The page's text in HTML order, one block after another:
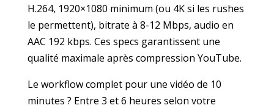
H.264, 1920×1080 minimum (ou 4K si les rushes
le permettent), bitrate à 8-12 Mbps, audio en
AAC 192 kbps. Ces specs garantissent une
qualité maximale après compression YouTube.
Le workflow complet pour une vidéo de 10
minutes ? Entre 3 et 6 heures selon votre